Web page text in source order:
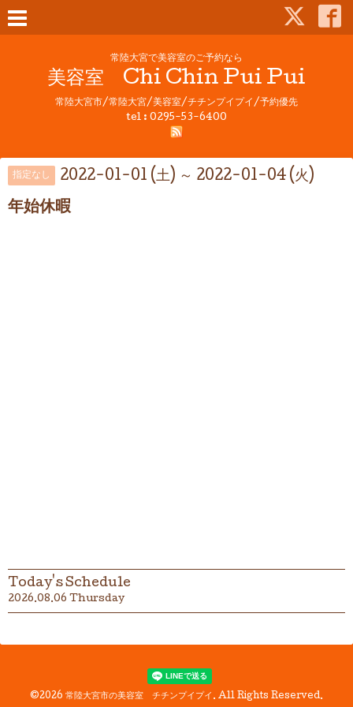
常陸大宮で美容室のご予約なら
美容室 Chi Chin Pui Pui
常陸大宮市/常陸大宮/美容室/チチンプイプイ/予約優先
tel : 0295-53-6400
指定なし 2022-01-01 (土) ～ 2022-01-04 (火)
年始休暇
Today's Schedule
2026.08.06 Thursday
©2026 常陸大宮市の美容室 チチンプイプイ . All Rights Reserved.